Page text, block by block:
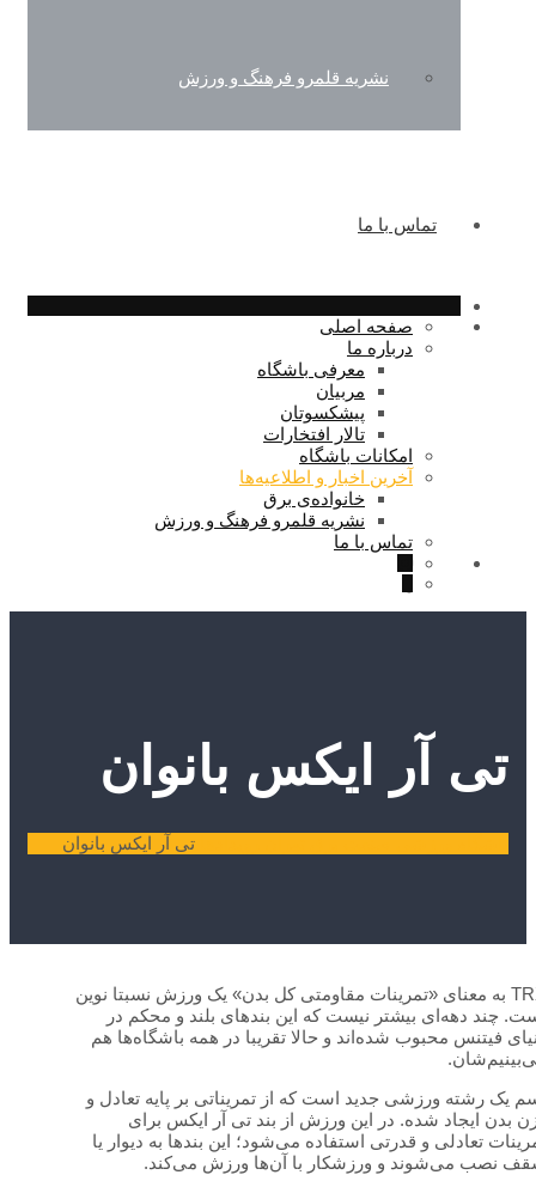
نشریه قلمرو فرهنگ و ورزش
تماس با ما
صفحه اصلی
درباره ما
معرفی باشگاه
مربیان
پیشکسوتان
تالار افتخارات
امکانات باشگاه
آخرین اخبار و اطلاعیه‌ها
خانواده‌ی برق
نشریه قلمرو فرهنگ و ورزش
تماس با ما
تی آر ایکس بانوان
تی آر ایکس بانوان
TRX به معنای «تمرینات مقاومتی کل بدن» یک ورزش نسبتا نوین
چند دهه‌ای بیشتر نیست که این بندهای بلند و محکم در
فیتنس محبوب شده‌اند و حالا تقریبا در همه باشگاه‌ها هم
یک رشته ورزشی جدید است که از تمریناتی بر پایه تعادل و
بدن ایجاد شده. در این ورزش از بند تی آر ایکس برای
تعادلی و قدرتی استفاده می‌شود؛ این بندها به دیوار یا
نصب می‌شوند و ورزشکار با آن‌ها ورزش می‌کند.